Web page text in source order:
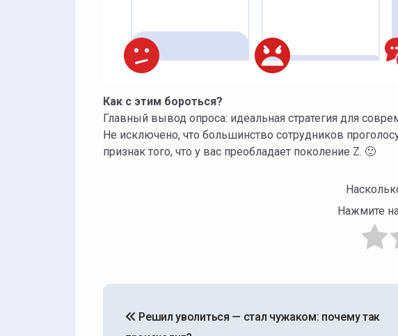
Как с этим бороться?
Главный вывод опроса: идеальная стратегия для
Не исключено, что большинство сотрудников
признак того, что у вас преобладает поколение Z. 🙂
Нажмите
Решил уволиться — стал чужаком: почему так